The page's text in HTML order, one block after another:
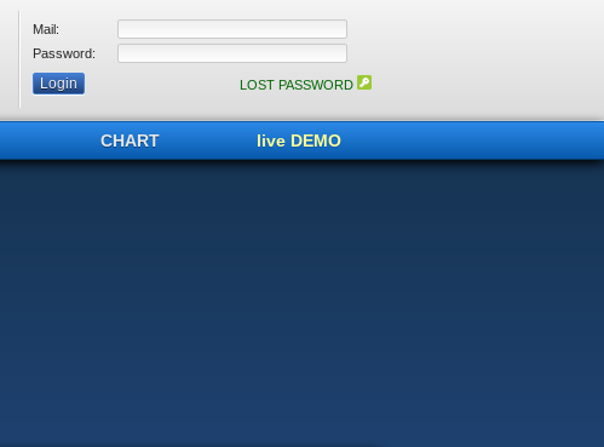
Mail:
Password:
LOST PASSWORD
CHART live DEMO